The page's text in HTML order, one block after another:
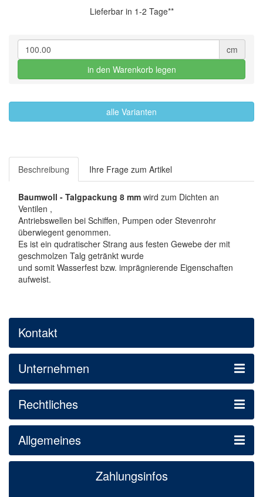
Lieferbar in 1-2 Tage**
cm
in den Warenkorb legen
alle Varianten
Beschreibung Ihre Frage zum Artikel
Baumwoll - Talgpackung 8 mm wird zum Dichten an
Ventilen ,
Antriebswellen bei Schiffen, Pumpen oder Stevenrohr
überwiegent genommen.
Es ist ein qudratischer Strang aus festen Gewebe der mit
geschmolzen Talg getränkt wurde
und somit Wasserfest bzw. imprägnierende Eigenschaften
aufweist.
Kontakt
Unternehmen
Rechtliches
Allgemeines
Zahlungsinfos